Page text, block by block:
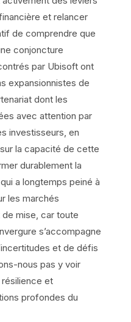
et relancer
de comprendre que
conjoncture
par Ubisoft ont
expansionnistes de
dont les
avec attention par
investisseurs, en
la capacité de cette
durablement la
a longtemps peiné à
les marchés
mise, car toute
s’accompagne
et de défis
nous pas y voir
et
profondes du